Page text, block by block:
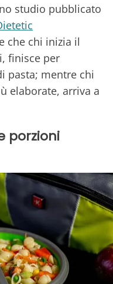
studio pubblicato
che chi inizia il
finisce per
pasta; mentre chi
elaborate, arriva a
porzioni